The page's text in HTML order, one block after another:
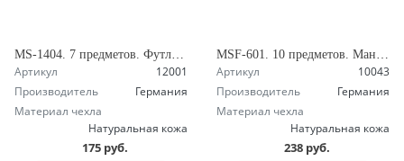
MS-1404. 7 предметов. Футляр в форме кошелька. Маникюрный набор Зингер
Артикул
12001
Производитель
Германия
Материал чехла
Натуральная кожа
175 руб.
MSF-601. 10 предметов. Маникюрный набор Зингер
Артикул
10043
Производитель
Германия
Материал чехла
Натуральная кожа
238 руб.